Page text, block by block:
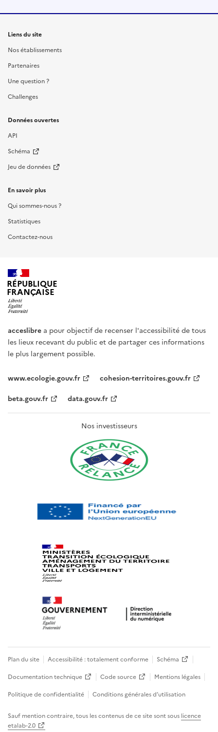
Liens du site
Nos établissements
Partenaires
Une question ?
Challenges
Données ouvertes
API
Schéma
Jeu de données
En savoir plus
Qui sommes-nous ?
Statistiques
Contactez-nous
RÉPUBLIQUE
FRANÇAISE
acceslibre a pour objectif de recenser l'accessibilité de tous
les lieux recevant du public et de partager ces informations
le plus largement possible.
www.ecologie.gouv.fr
cohesion-territoires.gouv.fr
beta.gouv.fr
data.gouv.fr
Nos investisseurs
Plan du site Accessibilité : totalement conforme
Schéma
Documentation technique
Code source
Mentions légales
Politique de confidentialité
Conditions générales d’utilisation
Sauf mention contraire, tous les contenus de ce site sont sous licence
etalab-2.0